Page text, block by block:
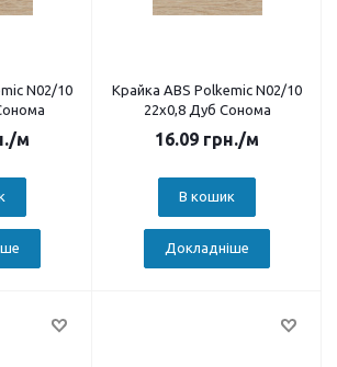
N02/10
/м
Крайка ABS Polkemic N02/10
22х0,8 Дуб Сонома
16.09 грн./м
В кошик
Докладніше